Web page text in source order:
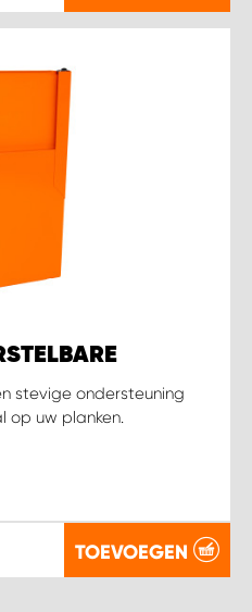
stevige ondersteuning
op uw planken.
TOEVOEGEN